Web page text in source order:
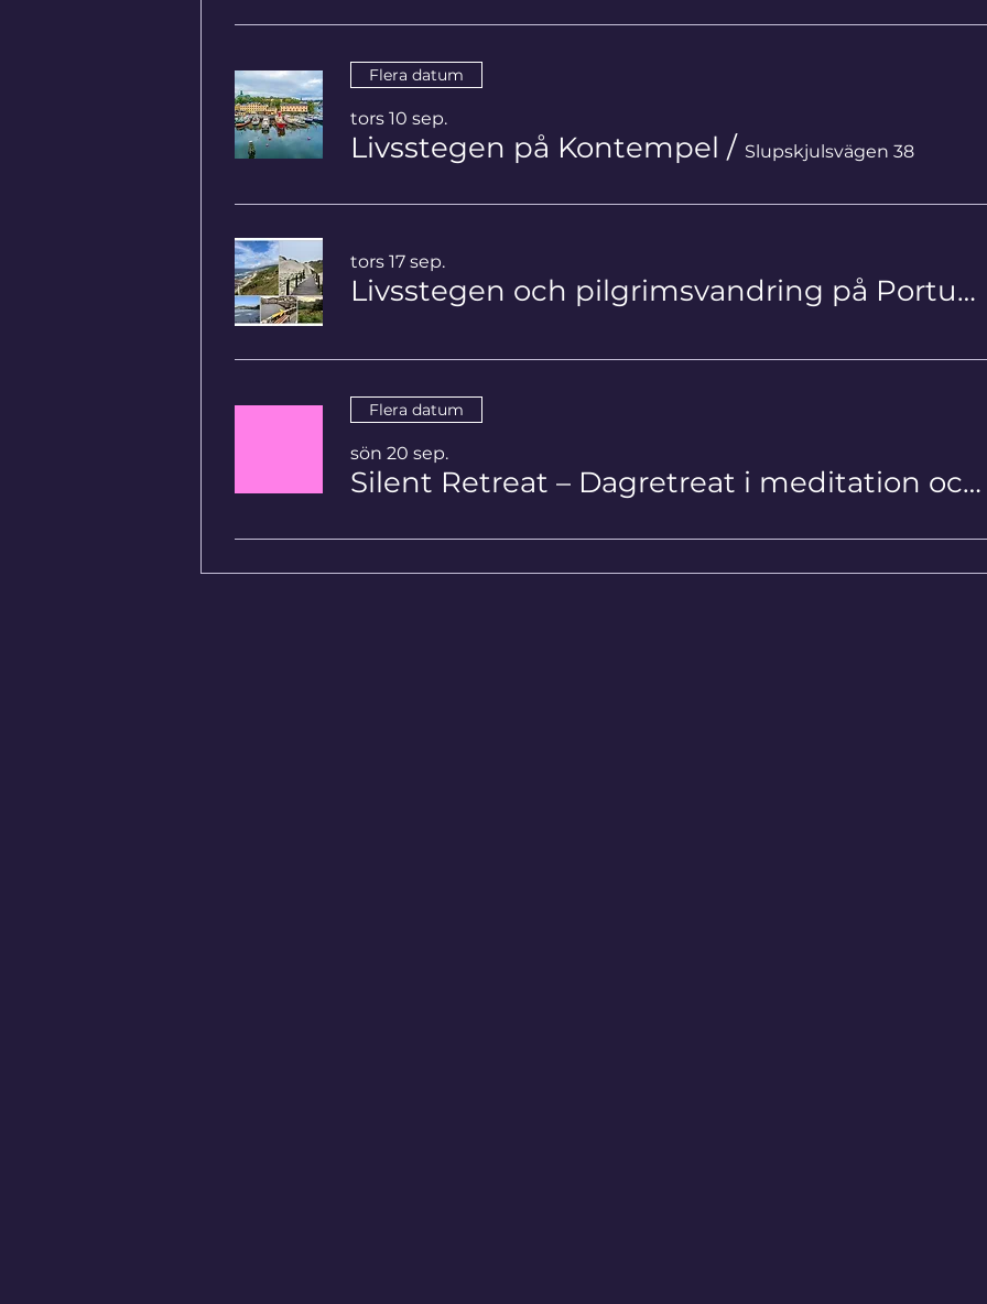
Flera datum
tors 10 sep.
Livsstegen på Kontempel / Slupskjulsvägen 38
tors 17 sep.
Livsstegen och pilgrimsvandring på Portuguese Camino Litoral 17/9-26/9
Flera datum
sön 20 sep.
Silent Retreat – Dagretreat i meditation och tystnad